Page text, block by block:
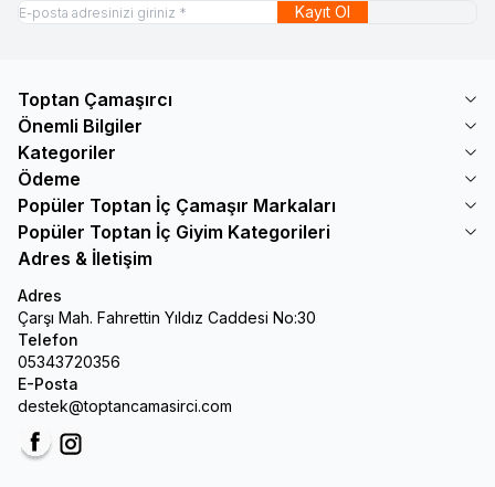
Kayıt Ol
Toptan Çamaşırcı
Önemli Bilgiler
Kategoriler
Ödeme
Popüler Toptan İç Çamaşır Markaları
Popüler Toptan İç Giyim Kategorileri
Adres & İletişim
Adres
Çarşı Mah. Fahrettin Yıldız Caddesi No:30
Telefon
05343720356
E-Posta
destek@toptancamasirci.com
FacebookInstagram